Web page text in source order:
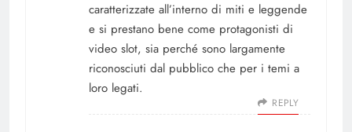
caratterizzate all’interno di miti e leggende
e si prestano bene come protagonisti di
video slot, sia perché sono largamente
riconosciuti dal pubblico che per i temi a
loro legati.
REPLY